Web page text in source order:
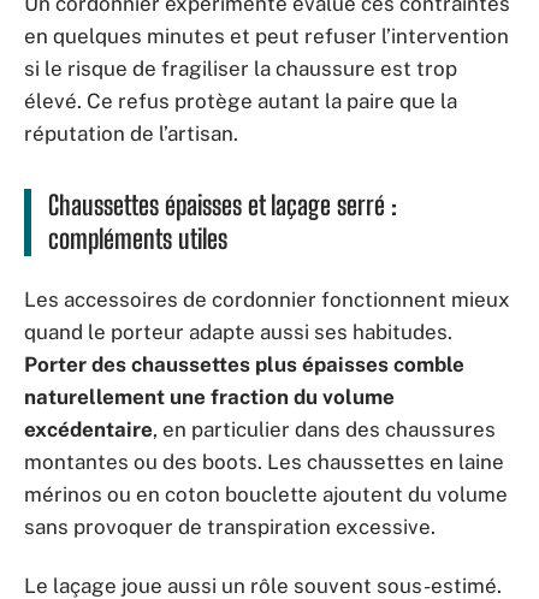
en quelques minutes et peut refuser l’intervention
si le risque de fragiliser la chaussure est trop
élevé. Ce refus protège autant la paire que la
réputation de l’artisan.
Chaussettes épaisses et laçage serré :
compléments utiles
Les accessoires de cordonnier fonctionnent mieux
quand le porteur adapte aussi ses habitudes.
Porter des chaussettes plus épaisses comble
naturellement une fraction du volume
excédentaire, en particulier dans des chaussures
montantes ou des boots. Les chaussettes en laine
mérinos ou en coton bouclette ajoutent du volume
sans provoquer de transpiration excessive.
Le laçage joue aussi un rôle souvent sous-estimé.